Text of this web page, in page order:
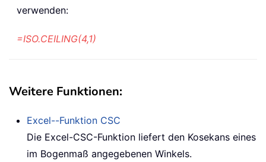
verwenden:
=ISO.CEILING(4,1)
Weitere Funktionen:
Excel--Funktion CSC
Die Excel-CSC-Funktion liefert den Kosekans eines
im Bogenmaß angegebenen Winkels.